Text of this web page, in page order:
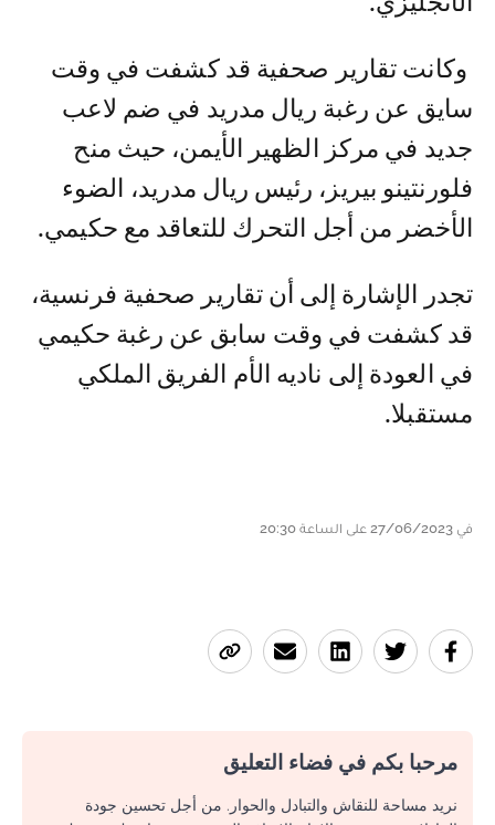
وكانت تقارير صحفية قد كشفت في وقت
سايق عن رغبة ريال مدريد في ضم لاعب
جديد في مركز الظهير الأيمن، حيث منح
فلورنتينو بيريز، رئيس ريال مدريد، الضوء
الأخضر من أجل التحرك للتعاقد مع حكيمي.
تجدر الإشارة إلى أن تقارير صحفية فرنسية،
قد كشفت في وقت سابق عن رغبة حكيمي
في العودة إلى ناديه الأم الفريق الملكي
مستقبلا.
في 27/06/2023 على الساعة 20:30
مرحبا بكم في فضاء التعليق
نريد مساحة للنقاش والتبادل والحوار. من أجل تحسين جودة